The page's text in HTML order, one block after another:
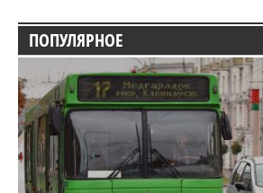
ПОПУЛЯРНОЕ